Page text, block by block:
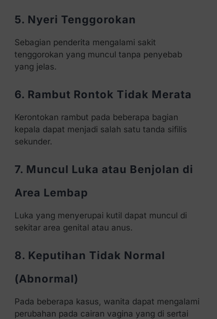
5. Nyeri Tenggorokan
Sebagian penderita mengalami sakit
tenggorokan yang muncul tanpa penyebab
yang jelas.
6. Rambut Rontok Tidak Merata
Kerontokan rambut pada beberapa bagian
kepala dapat menjadi salah satu tanda sifilis
sekunder.
7. Muncul Luka atau Benjolan di
Area Lembap
Luka yang menyerupai kutil dapat muncul di
sekitar area genital atau anus.
8. Keputihan Tidak Normal
(Abnormal)
Pada beberapa kasus, wanita dapat mengalami
perubahan pada cairan vagina yang di sertai